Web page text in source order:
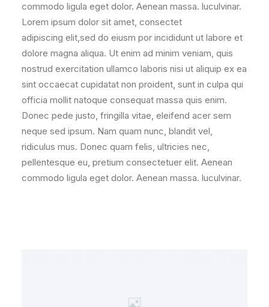
commodo ligula eget dolor. Aenean massa. luculvinar.
Lorem ipsum dolor sit amet, consectet
adipiscing elit,sed do eiusm por incididunt ut labore et
dolore magna aliqua. Ut enim ad minim veniam, quis
nostrud exercitation ullamco laboris nisi ut aliquip ex ea
sint occaecat cupidatat non proident, sunt in culpa qui
officia mollit natoque consequat massa quis enim.
Donec pede justo, fringilla vitae, eleifend acer sem
neque sed ipsum. Nam quam nunc, blandit vel,
ridiculus mus. Donec quam felis, ultricies nec,
pellentesque eu, pretium consectetuer elit. Aenean
commodo ligula eget dolor. Aenean massa. luculvinar.